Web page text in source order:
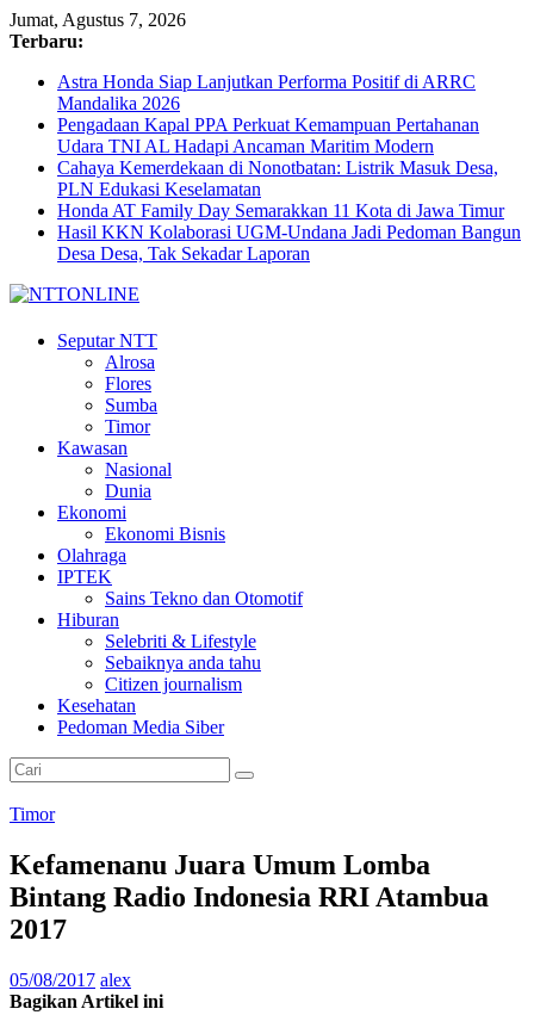
Jumat, Agustus 7, 2026
Terbaru:
Astra Honda Siap Lanjutkan Performa Positif di ARRC
Mandalika 2026
Pengadaan Kapal PPA Perkuat Kemampuan Pertahanan
Udara TNI AL Hadapi Ancaman Maritim Modern
Cahaya Kemerdekaan di Nonotbatan: Listrik Masuk Desa,
PLN Edukasi Keselamatan
Honda AT Family Day Semarakkan 11 Kota di Jawa Timur
Hasil KKN Kolaborasi UGM-Undana Jadi Pedoman Bangun
Desa Desa, Tak Sekadar Laporan
e
d
i
O
n
l
i
n
P
e
Seputar NTT
Alrosa
Flores
Sumba
Timor
Kawasan
Nasional
Dunia
Ekonomi
Ekonomi Bisnis
Olahraga
IPTEK
Sains Tekno dan Otomotif
Hiburan
Selebriti & Lifestyle
Sebaiknya anda tahu
Citizen journalism
Kesehatan
Pedoman Media Siber
Timor
Kefamenanu Juara Umum Lomba
Bintang Radio Indonesia RRI Atambua
2017
05/08/2017 alex
Bagikan Artikel ini